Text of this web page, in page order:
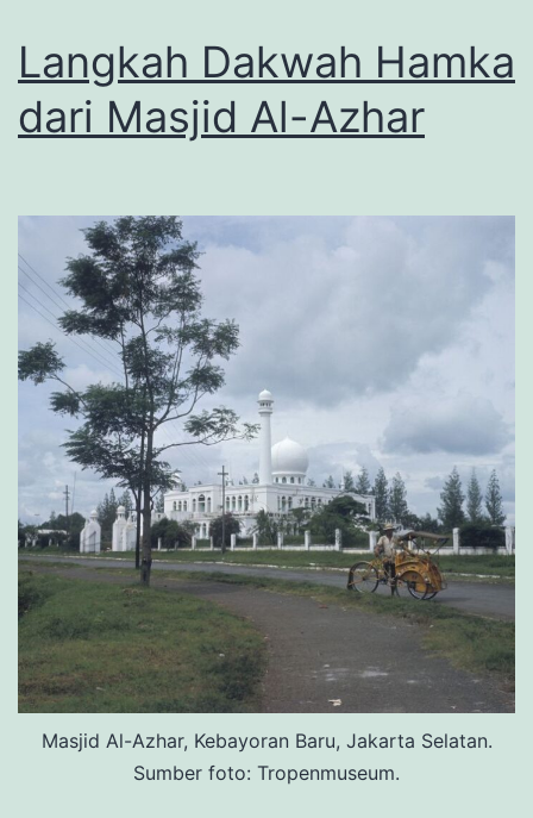
Langkah Dakwah Hamka
dari Masjid Al-Azhar
Masjid Al-Azhar, Kebayoran Baru, Jakarta Selatan.
Sumber foto: Tropenmuseum.